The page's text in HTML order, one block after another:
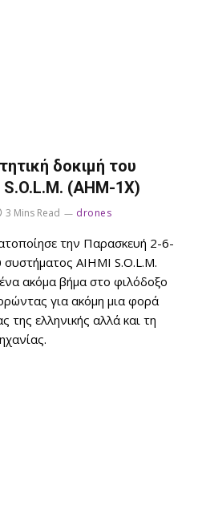
δοκιμή του
(AHM-1X)
3 Mins Read drones
την Παρασκευή 2-6-
συστήματος AIHMI S.O.L.M.
ακόμα βήμα στο φιλόδοξο
για ακόμη μια φορά
της ελληνικής αλλά και τη